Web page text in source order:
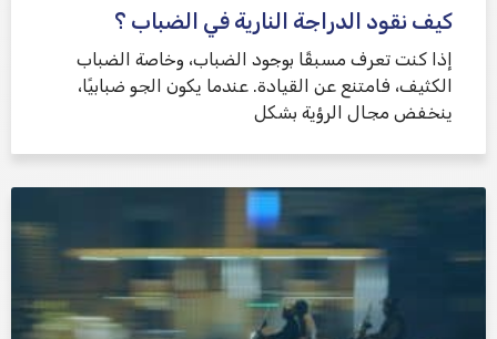
كيف نقود الدراجة النارية في الضباب ؟
إذا كنت تعرف مسبقًا بوجود الضباب، وخاصة الضباب
الكثيف، فامتنع عن القيادة. عندما يكون الجو ضبابيًا،
ينخفض ​​مجال الرؤية بشكل